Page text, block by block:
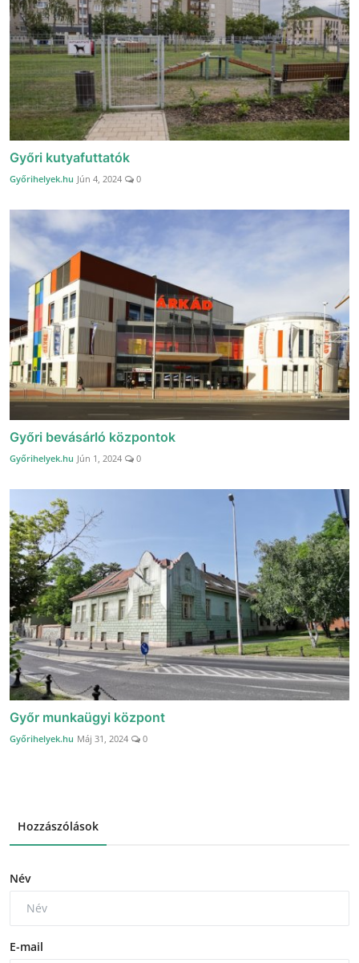
Győri kutyafuttatók
Győrihelyek.hu Jún 4, 2024 0
Győri bevásárló központok
Győrihelyek.hu Jún 1, 2024 0
Győr munkaügyi központ
Győrihelyek.hu Máj 31, 2024 0
Hozzászólások
Név
E-mail